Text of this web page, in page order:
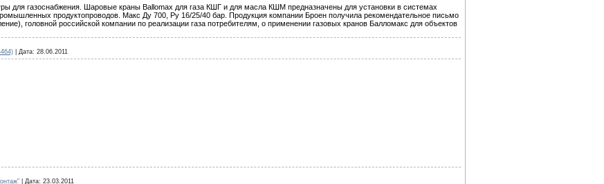
для газоснабжения. Шаровые краны Ballomax для газа КШГ и для масла КШМ предназначены для установки в системах
продуктопроводов. Макс Ду 700, Ру 16/25/40 бар. Продукция компании Броен получила рекомендательное письмо
головной российской компании по реализации газа потребителям, о применении газовых кранов Балломакс для объектов
Дата: 28.06.2011
Дата: 23.03.2011